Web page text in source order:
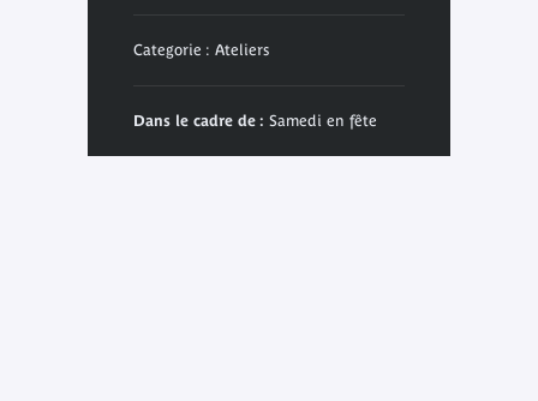
Categorie : Ateliers
Dans le cadre de : Samedi en fête